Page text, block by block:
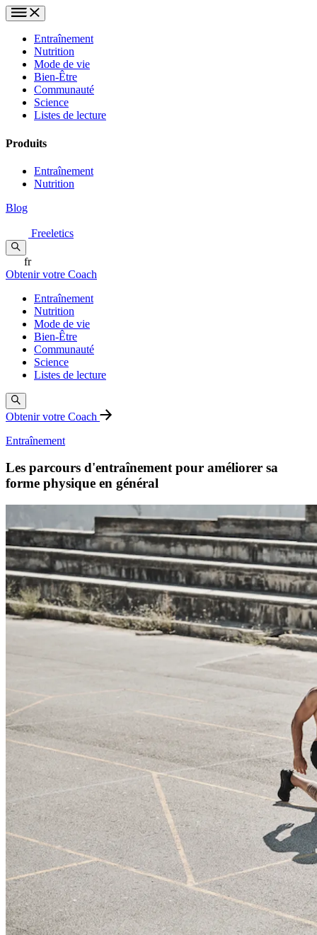
Entraînement
Nutrition
Mode de vie
Bien-Être
Communauté
Science
Listes de lecture
Produits
Entraînement
Nutrition
Blog
Freeletics
fr
Obtenir votre Coach
Entraînement
Nutrition
Mode de vie
Bien-Être
Communauté
Science
Listes de lecture
Obtenir votre Coach
Entraînement
Les parcours d'entraînement pour améliorer sa
forme physique en général